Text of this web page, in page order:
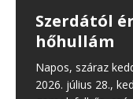
35 erdő- és
keletkezett
köztük
A kormány által
lakosságtól
miatt
Harmadfokú
érvénybe
Újabb hőhullám
országos
Szerdától
hőhullám
Napos, száraz
2026. július 28.,
Csapadék
Június első
egyik sem hozott